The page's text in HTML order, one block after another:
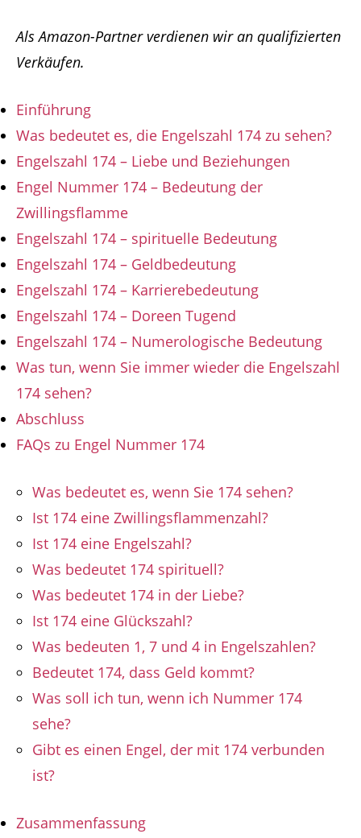
Als Amazon-Partner verdienen wir an qualifizierten
Verkäufen.
Einführung
Was bedeutet es, die Engelszahl 174 zu sehen?
Engelszahl 174 – Liebe und Beziehungen
Engel Nummer 174 – Bedeutung der
Zwillingsflamme
Engelszahl 174 – spirituelle Bedeutung
Engelszahl 174 – Geldbedeutung
Engelszahl 174 – Karrierebedeutung
Engelszahl 174 – Doreen Tugend
Engelszahl 174 – Numerologische Bedeutung
Was tun, wenn Sie immer wieder die Engelszahl
174 sehen?
Abschluss
FAQs zu Engel Nummer 174
Was bedeutet es, wenn Sie 174 sehen?
Ist 174 eine Zwillingsflammenzahl?
Ist 174 eine Engelszahl?
Was bedeutet 174 spirituell?
Was bedeutet 174 in der Liebe?
Ist 174 eine Glückszahl?
Was bedeuten 1, 7 und 4 in Engelszahlen?
Bedeutet 174, dass Geld kommt?
Was soll ich tun, wenn ich Nummer 174
sehe?
Gibt es einen Engel, der mit 174 verbunden
ist?
Zusammenfassung